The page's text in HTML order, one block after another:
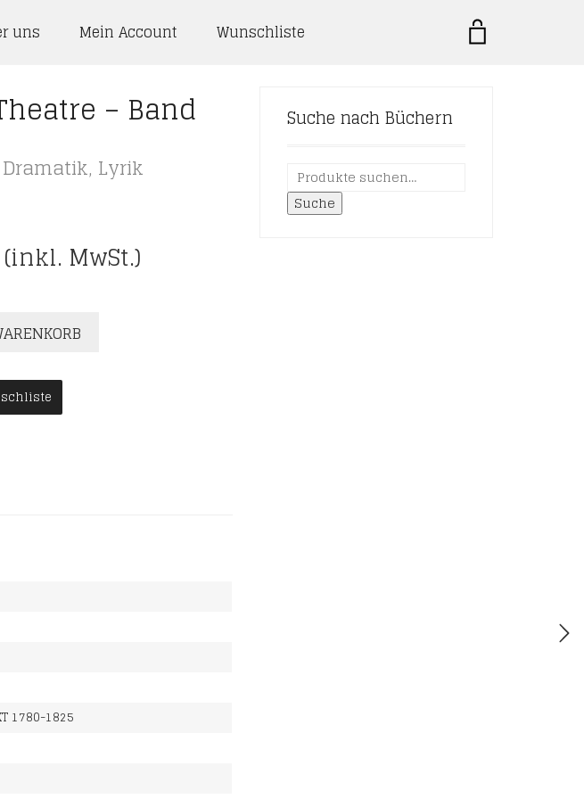
uns Mein Account Wunschliste
– Band
Dramatik, Lyrik
(inkl. MwSt.)
1780-1825
Suche nach Büchern
Suche